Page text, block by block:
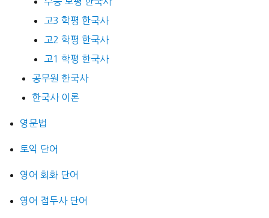
고3 학평 한국사
고2 학평 한국사
고1 학평 한국사
공무원 한국사
한국사 이론
영문법
토익 단어
영어 회화 단어
영어 접두사 단어